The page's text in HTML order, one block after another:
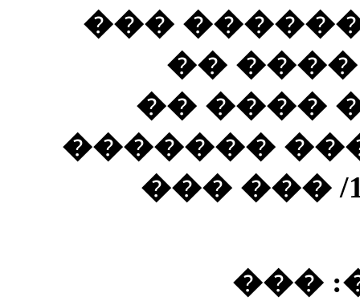
�������
���
������
(����
����� ��� ��� /1978/ ��� ���
2 �